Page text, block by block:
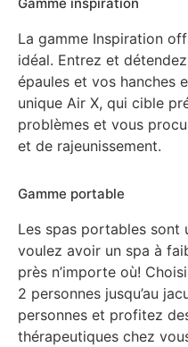
La gamme Inspiration
idéal. Entrez et
épaules et vos hanches
unique Air X, qui cible
problèmes et vous
et de rajeunissement.
Gamme portable
Les spas portables sont
voulez avoir un spa à
près n’importe où!
2 personnes jusqu’au
personnes et profitez
thérapeutiques chez